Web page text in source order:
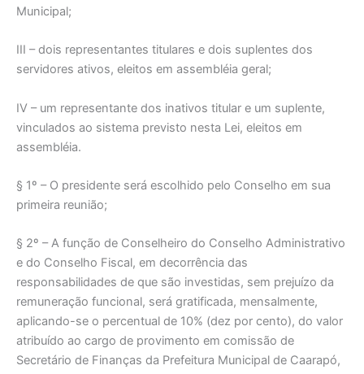
Municipal;
III – dois representantes titulares e dois suplentes dos
servidores ativos, eleitos em assembléia geral;
IV – um representante dos inativos titular e um suplente,
vinculados ao sistema previsto nesta Lei, eleitos em
assembléia.
§ 1º – O presidente será escolhido pelo Conselho em sua
primeira reunião;
§ 2º – A função de Conselheiro do Conselho Administrativo
e do Conselho Fiscal, em decorrência das
responsabilidades de que são investidas, sem prejuízo da
remuneração funcional, será gratificada, mensalmente,
aplicando-se o percentual de 10% (dez por cento), do valor
atribuído ao cargo de provimento em comissão de
Secretário de Finanças da Prefeitura Municipal de Caarapó,